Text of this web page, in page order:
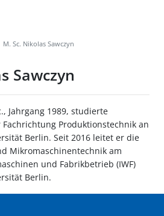
M. Sc. Nikolas Sawczyn
Sawczyn
Jahrgang 1989, studierte
Produktionstechnik an
Berlin. Seit 2016 leitet er die
Mikromaschinentechnik am
und Fabrikbetrieb (IWF)
Berlin.